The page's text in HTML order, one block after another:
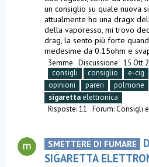
un consiglio su quale nuova
attualmente ho una dragx
della vaporesso, mi trovo
drag, la sento più forte
medesime da 0.15ohm e
3emme Discussione 15 Ott
consigli
consiglio e-cig
opinioni
pareri polmone
sigaretta elettronica
Risposte: 11 Forum:Consigli
SMETTERE DI FUMARE
SIGARETTA